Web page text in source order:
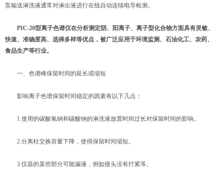
泵输送淋洗液通常对淋出液进行在线自动连续电导检测。
PIC-20型离子色谱仪在分析测定阴、阳离子、离子型化合物方面具有灵敏、
快速、准确度高、选择多样等优点，被广泛应用于环境监测、石油化工、农药、
食品生产等行业。
一、色谱峰保留时间的延长或缩短
影响离子色谱保留时间稳定的因素有以下几点：
1.使用的碳酸氢钠和碳酸钠的淋洗液放置时间过长对保留时间的影响。
2.分离柱交换容量下降，使得保留时间缩短。
3.仪器的某些部分可能漏液，例如接头没有拧紧等。